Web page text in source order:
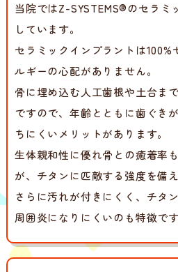
当院ではZ-SYSTEMS®のセラミ
しています。
セラミックインプラントは
ルギーの心配がありません。
骨に埋め込む人工歯根や土台ま
ですので、年齢とともに歯ぐき
ちにくいメリットがあります。
生体親和性に優れ骨との癒着率
が、チタンに匹敵する強度を備
さらに汚れが付きにくく、チタ
周囲炎になりにくいのも特徴です